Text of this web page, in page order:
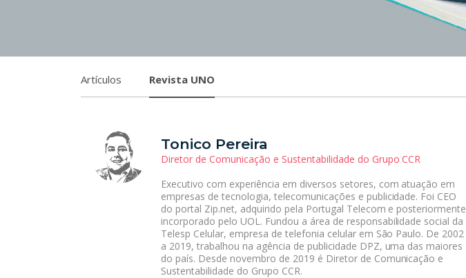
Artículos Revista UNO
Tonico Pereira
Diretor de Comunicação e Sustentabilidade do Grupo CCR
Executivo com experiência em diversos setores, com atuação em
empresas de tecnologia, telecomunicações e publicidade. Foi CEO
do portal Zip.net, adquirido pela Portugal Telecom e posteriormente
incorporado pelo UOL. Fundou a área de responsabilidade social da
Telesp Celular, empresa de telefonia celular em São Paulo. De 2002
a 2019, trabalhou na agência de publicidade DPZ, uma das maiores
do país. Desde novembro de 2019 é Diretor de Comunicação e
Sustentabilidade do Grupo CCR.